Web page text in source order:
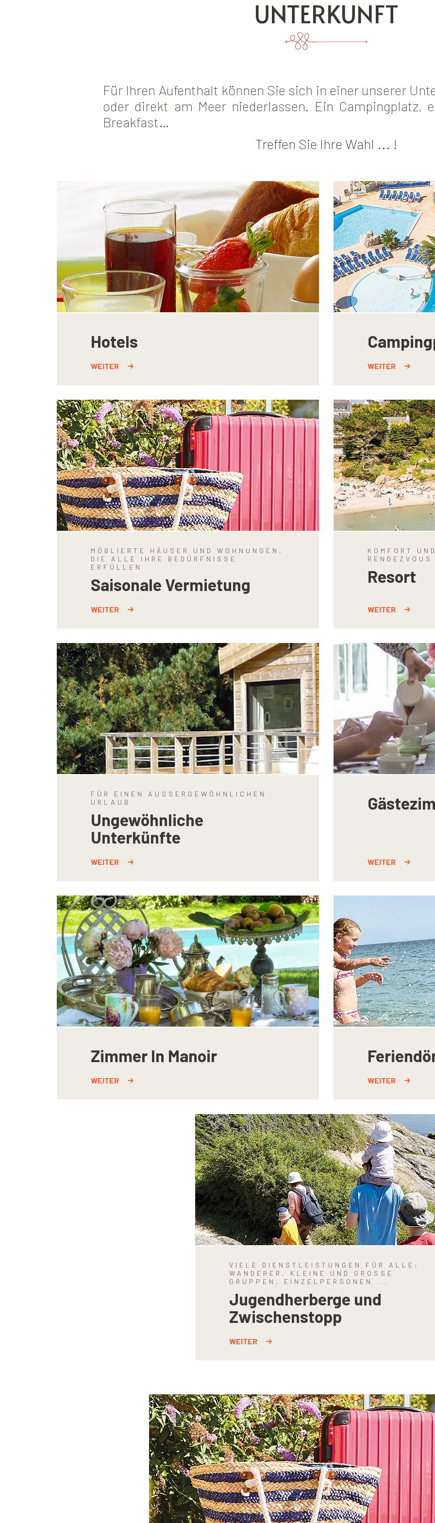
UNTERKUNFT
Für Ihren Aufenthalt können Sie sich in einer unserer
oder direkt am Meer niederlassen. Ein Campingplatz,
Breakfast…
Treffen Sie Ihre Wahl ... !
Hotels
WEITER WEITER
MÖBLIERTE HÄUSER UND WOHNUNGEN,
DIE ALLE IHRE BEDÜRFNISSE
ERFÜLLEN
Saisonale Vermietung
WEITER
KOMFORT
RENDEZVOUS
Resort
WEITER
FÜR EINEN AUSSERGEWÖHNLICHEN U
RLAUB
Ungewöhnliche
Unterkünfte
WEITER WEITER
Zimmer In Manoir
WEITER WEITER
VIELE DIENSTLEISTUNGEN FÜR ALLE:
WANDERER, KLEINE UND GROSSE G
RUPPEN, EINZELPERSONEN ...
Jugendherberge und
Zwischenstopp
WEITER